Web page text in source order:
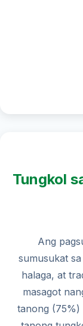
Tungkol
Ang
sumusukat
halaga, at
masagot
tanong (75%)